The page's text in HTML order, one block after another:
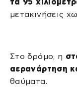
τα 95
μετακινήσεις
Στο δρόμο, η
αερανάρτηση
θαύματα.